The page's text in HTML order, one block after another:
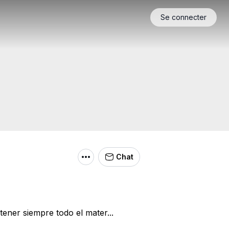
Se connecter
Chat
siempre todo el mater...